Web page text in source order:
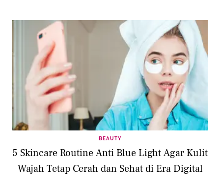
BEAUTY
5 Skincare Routine Anti Blue Light Agar Kulit
Wajah Tetap Cerah dan Sehat di Era Digital